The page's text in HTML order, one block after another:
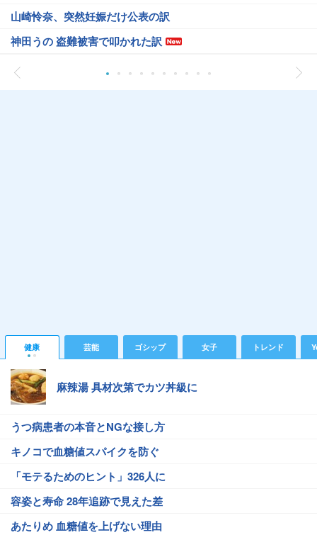
山崎怜奈、突然妊娠だけ公表の訳
神田うの 盗難被害で叩かれた訳
健康 芸能 ゴシップ 女子 トレンド
麻辣湯 具材次第でカツ丼級に
うつ病患者の本音とNGな接し方
キノコで血糖値スパイクを防ぐ
「モテるためのヒント」326人に
容姿と寿命 28年追跡で見えた差
あたりめ 血糖値を上げない理由